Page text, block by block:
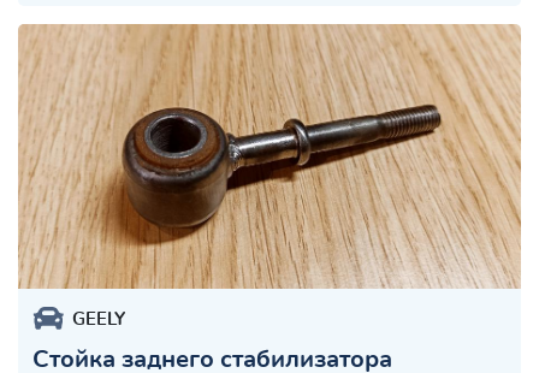
GEELY
Стойка заднего стабилизатора